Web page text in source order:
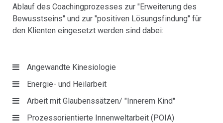
Ablauf des Coachingprozesses zur "Erweiterung des
Bewusstseins" und zur "positiven Lösungsfindung" für
den Klienten eingesetzt werden sind dabei:
Angewandte Kinesiologie
Energie- und Heilarbeit
Arbeit mit Glaubenssätzen/ "Innerem Kind"
Prozessorientierte Innenweltarbeit (POIA)